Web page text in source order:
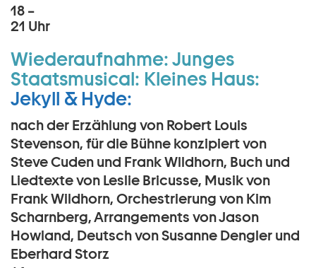
18 –
21 Uhr
Wiederaufnahme:Junges
Staatsmusical: Kleines Haus:
Jekyll & Hyde:
nach der Erzählung von Robert Louis
Stevenson, für die Bühne konzipiert von
Steve Cuden und Frank Wildhorn, Buch und
Liedtexte von Leslie Bricusse, Musik von
Frank Wildhorn, Orchestrierung von Kim
Scharnberg, Arrangements von Jason
Howland, Deutsch von Susanne Dengler und
Eberhard Storz